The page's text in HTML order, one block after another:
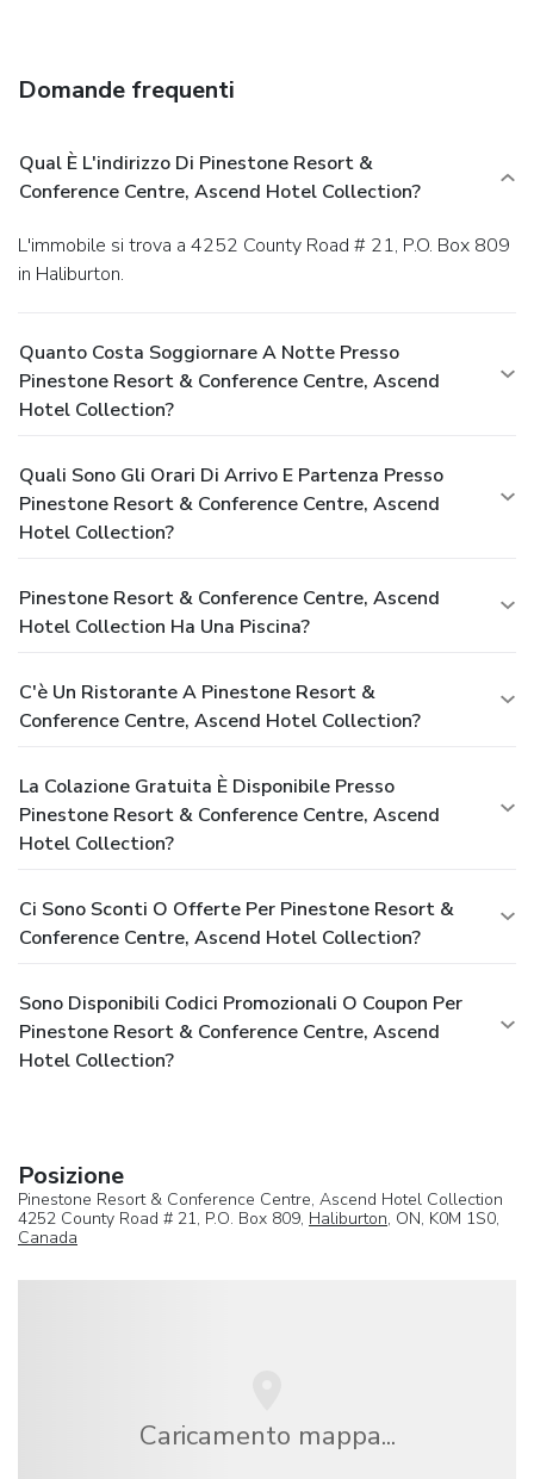
Domande frequenti
Qual È L'indirizzo Di Pinestone Resort &
Conference Centre, Ascend Hotel Collection?
L'immobile si trova a 4252 County Road # 21, P.O. Box 809
in Haliburton.
Quanto Costa Soggiornare A Notte Presso
Pinestone Resort & Conference Centre, Ascend
Hotel Collection?
Quali Sono Gli Orari Di Arrivo E Partenza Presso
Pinestone Resort & Conference Centre, Ascend
Hotel Collection?
Pinestone Resort & Conference Centre, Ascend
Hotel Collection Ha Una Piscina?
C'è Un Ristorante A Pinestone Resort &
Conference Centre, Ascend Hotel Collection?
La Colazione Gratuita È Disponibile Presso
Pinestone Resort & Conference Centre, Ascend
Hotel Collection?
Ci Sono Sconti O Offerte Per Pinestone Resort &
Conference Centre, Ascend Hotel Collection?
Sono Disponibili Codici Promozionali O Coupon Per
Pinestone Resort & Conference Centre, Ascend
Hotel Collection?
Posizione
Pinestone Resort & Conference Centre, Ascend Hotel Collection
4252 County Road # 21, P.O. Box 809, Haliburton, ON, K0M 1S0,
Canada
Caricamento mappa...